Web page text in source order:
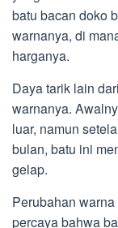
batu bacan doko
warnanya, di
harganya.
Daya tarik lain
warnanya.
luar, namun
bulan, batu ini
gelap.
Perubahan
percaya bahwa